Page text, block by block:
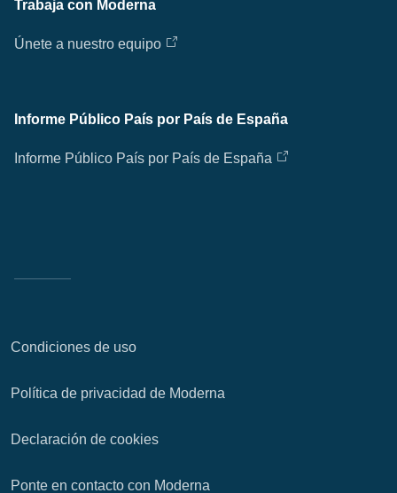
Trabaja con Moderna
Únete a nuestro equipo
Informe Público País por País de España
Informe Público País por País de España
Condiciones de uso
Política de privacidad de Moderna
Declaración de cookies
Ponte en contacto con Moderna